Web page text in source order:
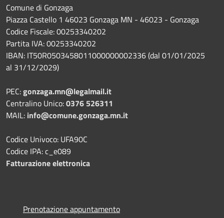
Comune di Gonzaga
Piazza Castello 1 46023 Gonzaga MN - 46023 - Gonzaga
Codice Fiscale: 00253340202
Partita IVA: 00253340202
IBAN: IT50R0503458011000000002336 (dal 01/01/2025
al 31/12/2029)
PEC:gonzaga.mn@legalmail.it
Centralino Unico:0376 526311
MAIL: info@comune.gonzaga.mn.it
Codice Univoco: UFA90C
Codice IPA: c_e089
Fatturazione elettronica
Prenotazione appuntamento